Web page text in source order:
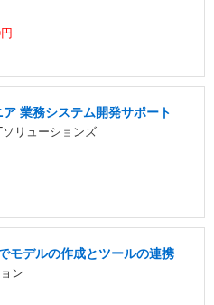
業務システム開発サポート
リューションズ
モデルの作成とツールの連携
ン